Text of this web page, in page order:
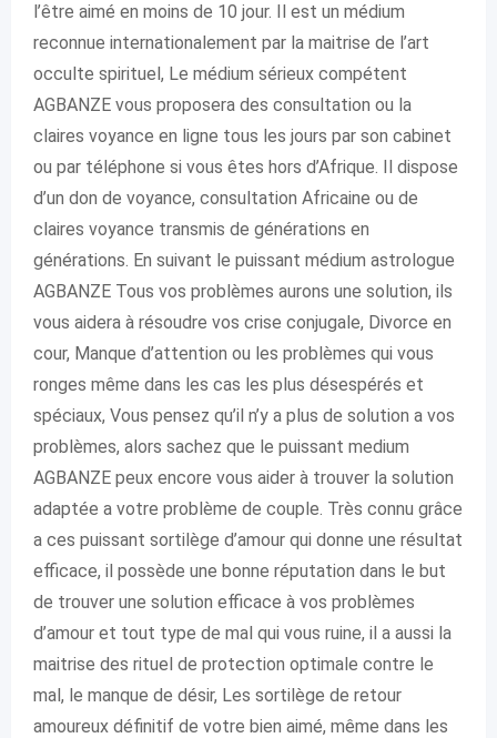
l’être aimé en moins de 10 jour. Il est un médium
reconnue internationalement par la maitrise de l’art
occulte spirituel, Le médium sérieux compétent
AGBANZE vous proposera des consultation ou la
claires voyance en ligne tous les jours par son cabinet
ou par téléphone si vous êtes hors d’Afrique. Il dispose
d’un don de voyance, consultation Africaine ou de
claires voyance transmis de générations en
générations. En suivant le puissant médium astrologue
AGBANZE Tous vos problèmes aurons une solution, ils
vous aidera à résoudre vos crise conjugale, Divorce en
cour, Manque d’attention ou les problèmes qui vous
ronges même dans les cas les plus désespérés et
spéciaux, Vous pensez qu’il n’y a plus de solution a vos
problèmes, alors sachez que le puissant medium
AGBANZE peux encore vous aider à trouver la solution
adaptée a votre problème de couple. Très connu grâce
a ces puissant sortilège d’amour qui donne une résultat
efficace, il possède une bonne réputation dans le but
de trouver une solution efficace à vos problèmes
d’amour et tout type de mal qui vous ruine, il a aussi la
maitrise des rituel de protection optimale contre le
mal, le manque de désir, Les sortilège de retour
amoureux définitif de votre bien aimé, même dans les